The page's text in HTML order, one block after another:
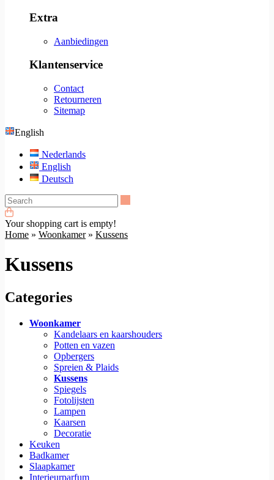
Extra
Aanbiedingen
Klantenservice
Contact
Retourneren
Sitemap
English
Nederlands
English
Deutsch
Your shopping cart is empty!
Home » Woonkamer» Kussens
Kussens
Categories
Woonkamer
Kandelaars en kaarshouders
Potten en vazen
Opbergers
Spreien & Plaids
Kussens
Spiegels
Fotolijsten
Lampen
Kaarsen
Decoratie
Keuken
Badkamer
Slaapkamer
Interieurparfum